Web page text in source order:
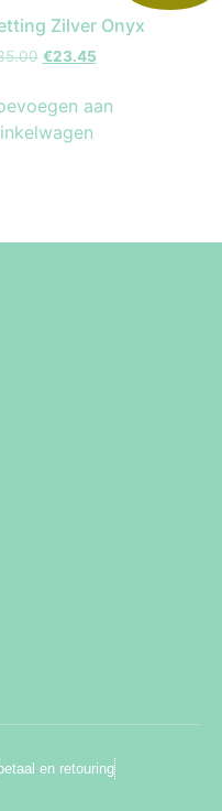
Zilver Onyx
€23.45
aan
en retouring